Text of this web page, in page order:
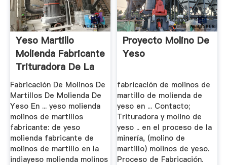
Yeso Martillo
Molienda Fabricante
Trituradora De La
India
Fabricación De Molinos De
Martillos De Molienda De
Yeso En ... yeso molienda
molinos de martillos
fabricante: de yeso
molienda fabricante de
molinos de martillo en la
indiayeso molienda molinos
Proyecto Molino De
Yeso
fabricación de molinos de
martillo de molienda de
yeso en ... Contacto;
Trituradora y molino de
yeso .. en el proceso de la
minería, (molino de
martillo) molinos de yeso.
Proceso de Fabricación.